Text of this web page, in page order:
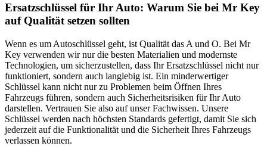
Ersatzschlüssel für Ihr Auto: Warum Sie bei Mr Key
auf Qualität setzen sollten
Wenn es um Autoschlüssel geht, ist Qualität das A und O. Bei Mr
Key verwenden wir nur die besten Materialien und modernste
Technologien, um sicherzustellen, dass Ihr Ersatzschlüssel nicht nur
funktioniert, sondern auch langlebig ist. Ein minderwertiger
Schlüssel kann nicht nur zu Problemen beim Öffnen Ihres
Fahrzeugs führen, sondern auch Sicherheitsrisiken für Ihr Auto
darstellen. Vertrauen Sie also auf unser Fachwissen. Unsere
Schlüssel werden nach höchsten Standards gefertigt, damit Sie sich
jederzeit auf die Funktionalität und die Sicherheit Ihres Fahrzeugs
verlassen können.